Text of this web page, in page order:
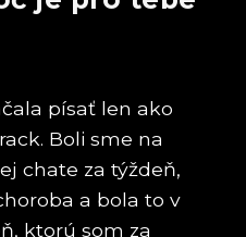
písať len ako
Boli sme na
chate za týždeň,
a bola to v
ktorú som za